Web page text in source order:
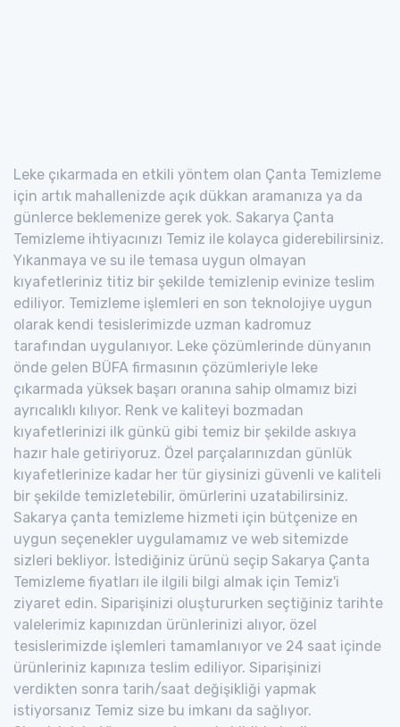
Leke çıkarmada en etkili yöntem olan Çanta Temizleme
için artık mahallenizde açık dükkan aramanıza ya da
günlerce beklemenize gerek yok. Sakarya Çanta
Temizleme ihtiyacınızı Temiz ile kolayca giderebilirsiniz.
Yıkanmaya ve su ile temasa uygun olmayan
kıyafetleriniz titiz bir şekilde temizlenip evinize teslim
ediliyor. Temizleme işlemleri en son teknolojiye uygun
olarak kendi tesislerimizde uzman kadromuz
tarafından uygulanıyor. Leke çözümlerinde dünyanın
önde gelen BÜFA firmasının çözümleriyle leke
çıkarmada yüksek başarı oranına sahip olmamız bizi
ayrıcalıklı kılıyor. Renk ve kaliteyi bozmadan
kıyafetlerinizi ilk günkü gibi temiz bir şekilde askıya
hazır hale getiriyoruz. Özel parçalarınızdan günlük
kıyafetlerinize kadar her tür giysinizi güvenli ve kaliteli
bir şekilde temizletebilir, ömürlerini uzatabilirsiniz.
Sakarya çanta temizleme hizmeti için bütçenize en
uygun seçenekler uygulamamız ve web sitemizde
sizleri bekliyor. İstediğiniz ürünü seçip Sakarya Çanta
Temizleme fiyatları ile ilgili bilgi almak için Temiz'i
ziyaret edin. Siparişinizi oluştururken seçtiğiniz tarihte
valelerimiz kapınızdan ürünlerinizi alıyor, özel
tesislerimizde işlemleri tamamlanıyor ve 24 saat içinde
ürünleriniz kapınıza teslim ediliyor. Siparişinizi
verdikten sonra tarih/saat değişikliği yapmak
istiyorsanız Temiz size bu imkanı da sağlıyor.